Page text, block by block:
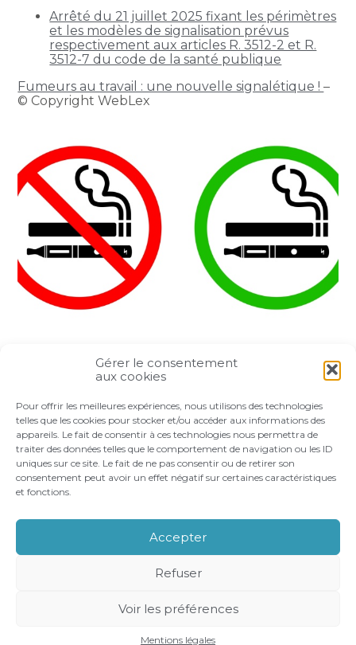
Gérer le consentement
aux cookies
Pour offrir les meilleures expériences, nous utilisons des technologies
telles que les cookies pour stocker et/ou accéder aux informations des
appareils. Le fait de consentir à ces technologies nous permettra de
traiter des données telles que le comportement de navigation ou les ID
uniques sur ce site. Le fait de ne pas consentir ou de retirer son
consentement peut avoir un effet négatif sur certaines caractéristiques
et fonctions.
Accepter
Refuser
Voir les préférences
Mentions légales
Arrêté du 21 juillet 2025 fixant les périmètres
et les modèles de signalisation prévus
respectivement aux articles R. 3512-2 et R.
3512-7 du code de la santé publique
Fumeurs au travail : une nouvelle signalétique !–
© Copyright WebLex
FaceBook
TwitterLinkedIn
Principale
NOS ACCOMPAGNEMENTS
CONTACT
MENTIONS LÉGALES
CONCEPTION ET RÉALISATION CLASSE 7